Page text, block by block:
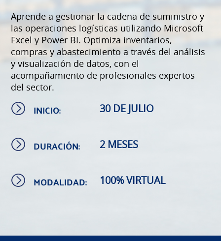
Aprende a gestionar la cadena de suministro y
las operaciones logísticas utilizando Microsoft
Excel y Power BI. Optimiza inventarios,
compras y abastecimiento a través del análisis
y visualización de datos, con el
acompañamiento de profesionales expertos
del sector.
INICIO: 30 DE JULIO
DURACIÓN: 2 MESES
MODALIDAD: 100% VIRTUAL